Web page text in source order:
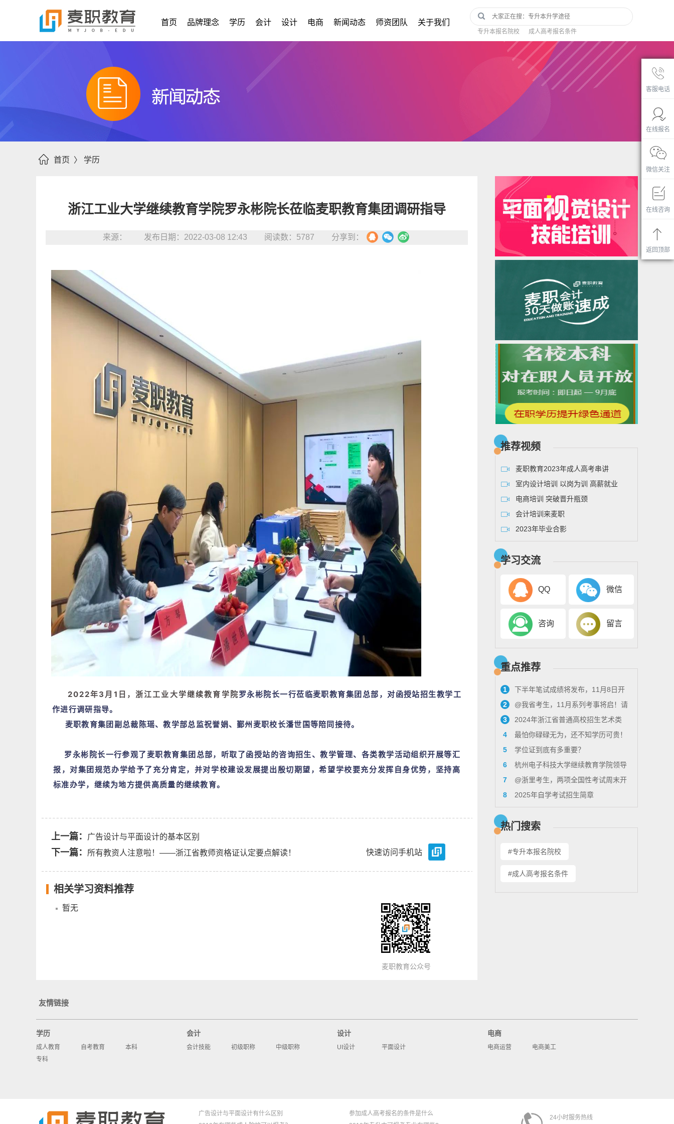
专升本报名院校 成人高考报名条件
首页 品牌理念 学历 会计 设计 电商 新闻动态 师资团队 关于我们
首页 〉 学历
浙江工业大学继续教育学院罗永彬院长莅临麦职教育集团调研指导
来源： 发布日期：2022-03-08 12:43 阅读数：5787 分享到：
2022年3月1日，浙江工业大学继续教育学院罗永彬院长一行莅临麦职教育集团总部，对函授站招生教学工
作进行调研指导。
麦职教育集团副总裁陈瑶、教学部总监祝誉娟、鄞州麦职校长潘世国等陪同接待。
罗永彬院长一行参观了麦职教育集团总部，听取了函授站的咨询招生、教学管理、各类教学活动组织开展等汇
报，对集团规范办学给予了充分肯定，并对学校建设发展提出殷切期望，希望学校要充分发挥自身优势，坚持高
标准办学，继续为地方提供高质量的继续教育。
上一篇： 广告设计与平面设计的基本区别
下一篇： 所有教资人注意啦！——浙江省教师资格证认定要点解读！ 快速访问手机站
相关学习资料推荐
暂无
麦职教育公众号
推荐视频
麦职教育2023年成人高考串讲
室内设计培训 以岗为训 高薪就业
电商培训 突破晋升瓶颈
会计培训来麦职
2023年毕业合影
学习交流
QQ 微信
咨询 留言
重点推荐
1
下半年笔试成绩将发布，11月8日开
启教资面试报名！来看具体流程
2
@我省考生，11月系列考事将启！请
看浙考日历
3
2024年浙江省普通高校招生艺术类
专业考试报考问答
4
最怕你碌碌无为，还不知学历可贵！
5
学位证到底有多重要？
6
杭州电子科技大学继续教育学院领导
走访麦职校外教学点
7
@浙里考生，两项全国性考试周末开
考！来看注意事项
8 2025年自学考试招生简章
热门搜索
#专升本报名院校
#成人高考报名条件
友情链接
学历
成人教育 自考教育
本科
专科
会计
会计技能 初级职称 中级职称
设计
UI设计 平面设计
电商
电商运营 电商美工
广告设计与平面设计有什么区别
参加成人高考报名的条件是什么
24小时服务热线
客服电话
在线报名
微信关注
在线咨询
返回顶部